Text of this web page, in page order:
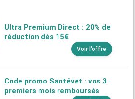
Ultra Premium Direct : 20% de
réduction dès 15€
Voir l'offre
Code promo Santévet : vos 3
premiers mois remboursés